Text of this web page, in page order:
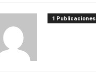
1 Publicaciones